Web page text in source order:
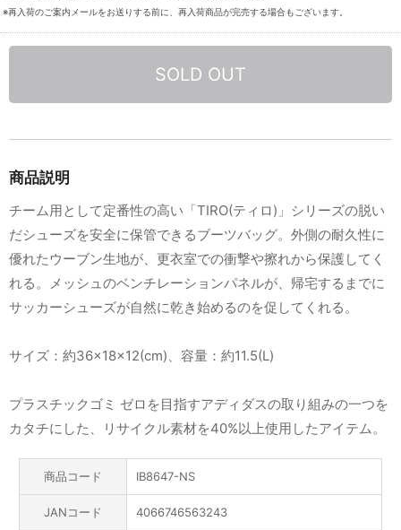
※再入荷のご案内メールをお送りする前に、再入荷商品が完売する場合もございます。
SOLD OUT
商品説明
チーム用として定番性の高い「TIRO(ティロ)」シリーズの脱い
だシューズを安全に保管できるブーツバッグ。外側の耐久性に
優れたウーブン生地が、更衣室での衝撃や擦れから保護してく
れる。メッシュのベンチレーションパネルが、帰宅するまでに
サッカーシューズが自然に乾き始めるのを促してくれる。
サイズ：約36×18×12(cm)、容量：約11.5(L)
プラスチックゴミ ゼロを目指すアディダスの取り組みの一つを
カタチにした、リサイクル素材を40%以上使用したアイテム。
商品コード IB8647-NS
JANコード 4066746563243